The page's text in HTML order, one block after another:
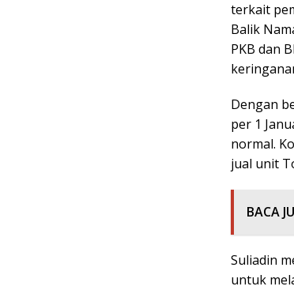
terkait
Balik
PKB dan
Dengan
per 1
normal.
jual unit
BACA
Suliadin
untuk